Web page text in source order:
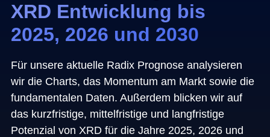
XRD Entwicklung bis
2025, 2026 und 2030
Für unsere aktuelle Radix Prognose analysieren
wir die Charts, das Momentum am Markt sowie die
fundamentalen Daten. Außerdem blicken wir auf
das kurzfristige, mittelfristige und langfristige
Potenzial von XRD für die Jahre 2025, 2026 und